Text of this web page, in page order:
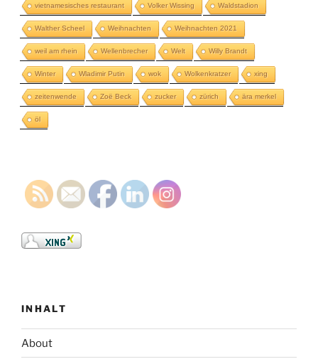
vietnamesisches restaurant Volker Wissing Waldstadion
Walther Scheel Weihnachten Weihnachten 2021
weil am rhein Wellenbrecher Welt Willy Brandt
Winter Wladimir Putin wok Wolkenkratzer xing
zeitenwende Zoë Beck zucker zürich ära merkel
öl
INHALT
About